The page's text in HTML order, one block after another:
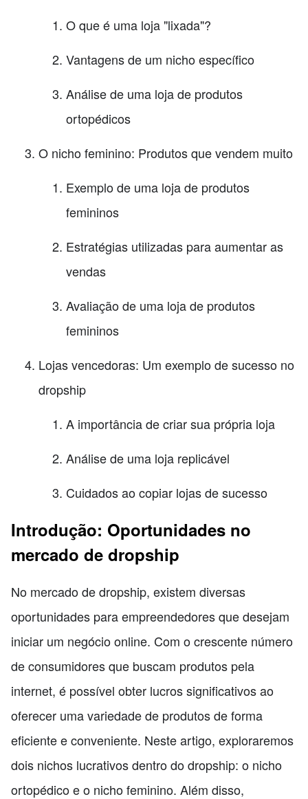
O que é uma loja "lixada"?
Vantagens de um nicho específico
Análise de uma loja de produtos
ortopédicos
O nicho feminino: Produtos que vendem muito
Exemplo de uma loja de produtos
femininos
Estratégias utilizadas para aumentar as
vendas
Avaliação de uma loja de produtos
femininos
Lojas vencedoras: Um exemplo de sucesso no
dropship
A importância de criar sua própria loja
Análise de uma loja replicável
Cuidados ao copiar lojas de sucesso
Introdução: Oportunidades no
mercado de dropship
No mercado de dropship, existem diversas
oportunidades para empreendedores que desejam
iniciar um negócio online. Com o crescente número
de consumidores que buscam produtos pela
internet, é possível obter lucros significativos ao
oferecer uma variedade de produtos de forma
eficiente e conveniente. Neste artigo, exploraremos
dois nichos lucrativos dentro do dropship: o nicho
ortopédico e o nicho feminino. Além disso,